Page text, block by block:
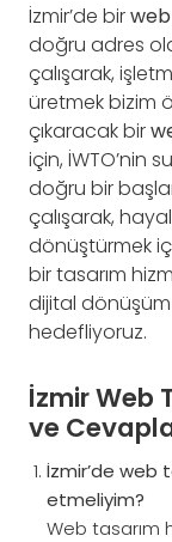
İzmir’de bir
doğru adres
çalışarak,
üretmek bizim
çıkaracak bir
için, İWTO’nin
doğru bir
çalışarak,
dönüştürmek
bir tasarım
dijital
hedefliyoruz.
İzmir Web
ve
İzmir’de web
etmeliyim?
Web tasarım